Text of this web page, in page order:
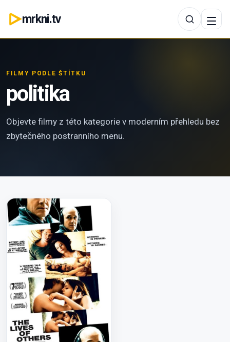
mrkni.tv
FILMY PODLE ŠTÍTKU
politika
Objevte filmy z této kategorie v moderním přehledu bez
zbytečného postranního menu.